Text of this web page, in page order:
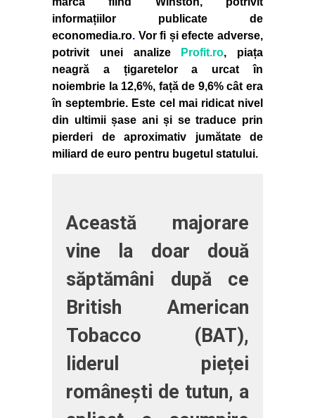
informațiilor publicate de
economedia.ro. Vor fi și efecte adverse,
potrivit unei analize
Profit.ro, piața
neagră a țigaretelor a urcat în
noiembrie la 12,6%, față de 9,6% cât era
în septembrie. Este cel mai ridicat nivel
din ultimii șase ani și se traduce prin
pierderi de aproximativ jumătate de
miliard de euro pentru bugetul statului.
Această majorare
vine la doar două
săptămâni după ce
British American
Tobacco (BAT),
liderul pieței
românești de tutun, a